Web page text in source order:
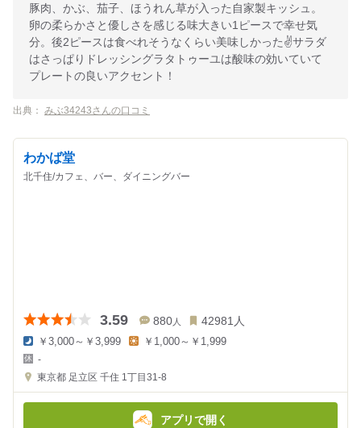
豚肉、かぶ、茄子、ほうれん草が入った自家製キッシュ。
卵の柔らかさと優しさを感じる味大きい1ピースで幸せ気
分。後2ピースは食べれそうなくらい美味しかった✌️サラダ
はさっぱりドレッシングラタトゥーユは酸味の効いていて
プレートの良いアクセント！
出典： みぶ34243さんの口コミ
わかば堂
北千住/カフェ、バー、ダイニングバー
3.59 880人 42981人
夜
の
金
￥3,000～￥3,999
金
額
￥1,000～￥1,999
-
東京都 足立区 千住 1丁目31-8
アプリで開く